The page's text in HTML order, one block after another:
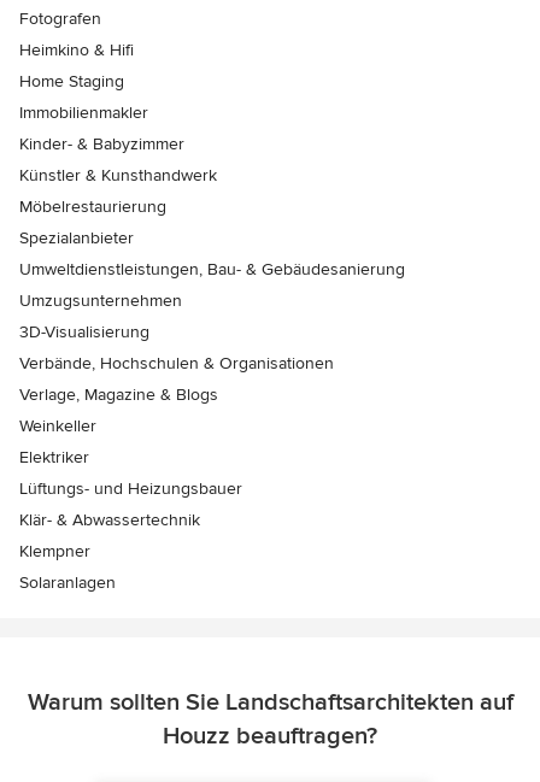
Fotografen
Heimkino & Hifi
Home Staging
Immobilienmakler
Kinder- & Babyzimmer
Künstler & Kunsthandwerk
Möbelrestaurierung
Spezialanbieter
Umweltdienstleistungen, Bau- & Gebäudesanierung
Umzugsunternehmen
3D-Visualisierung
Verbände, Hochschulen & Organisationen
Verlage, Magazine & Blogs
Weinkeller
Elektriker
Lüftungs- und Heizungsbauer
Klär- & Abwassertechnik
Klempner
Solaranlagen
Warum sollten Sie Landschaftsarchitekten auf
Houzz beauftragen?